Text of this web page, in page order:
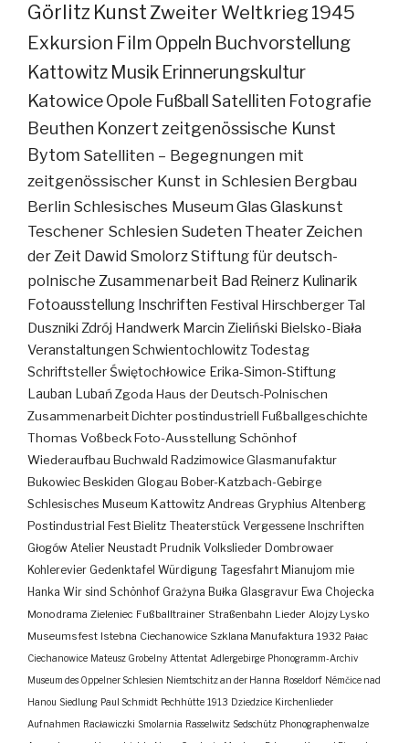
Görlitz KunstZweiter Weltkrieg 1945
Exkursion Film Oppeln Buchvorstellung
Kattowitz Musik Erinnerungskultur
KatowiceOpole FußballSatelliten Fotografie
Beuthen Konzertzeitgenössische Kunst
Bytom Satelliten – Begegnungen mit
zeitgenössischer Kunst in Schlesien Bergbau
Berlin Schlesisches MuseumGlas Glaskunst
Teschener Schlesien Sudeten TheaterZeichen
der Zeit Dawid SmolorzStiftung für deutsch-
polnische Zusammenarbeit Bad Reinerz Kulinarik
Fotoausstellung Inschriften Festival Hirschberger Tal
Duszniki Zdrój Handwerk Marcin Zieliński Bielsko-Biała
Veranstaltungen SchwientochlowitzTodestag
SchriftstellerŚwiętochłowice Erika-Simon-Stiftung
Lauban LubańZgoda Haus der Deutsch-Polnischen
ZusammenarbeitDichterpostindustriell Fußballgeschichte
Thomas VoßbeckFoto-AusstellungSchönhof
Wiederaufbau Buchwald Radzimowice Glasmanufaktur
Bukowiec Beskiden Glogau Bober-Katzbach-Gebirge
Schlesisches Museum Kattowitz Andreas Gryphius Altenberg
Postindustrial Fest Bielitz Theaterstück Vergessene Inschriften
Głogów Atelier Neustadt Prudnik Volkslieder Dombrowaer
Kohlerevier Gedenktafel Würdigung Tagesfahrt Mianujom mie
Hanka Wir sind Schönhof Grażyna Bułka Glasgravur Ewa Chojecka
Monodrama Zieleniec Fußballtrainer Straßenbahn Lieder Alojzy Lysko
Museumsfest Istebna Ciechanowice Szklana Manufaktura 1932 Pałac
Ciechanowice Mateusz Grobelny Attentat Adlergebirge Phonogramm-Archiv
Museum des Oppelner Schlesien Niemtschitz an der Hanna Roseldorf Némčice nad
Hanou Siedlung Paul Schmidt Pechhütte 1913 Dziedzice Kirchenlieder
Aufnahmen Racławiczki Smolarnia Rasselwitz Sedschütz Phonographenwalze